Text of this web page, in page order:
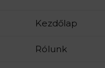
Kezdőlap
Rólunk